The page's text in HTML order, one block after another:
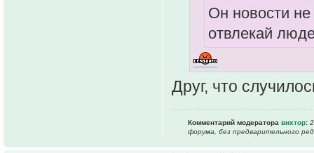
Он новости
отвлекай
Друг, что
Комментарий модератора вихтор:
форума, без предварительного